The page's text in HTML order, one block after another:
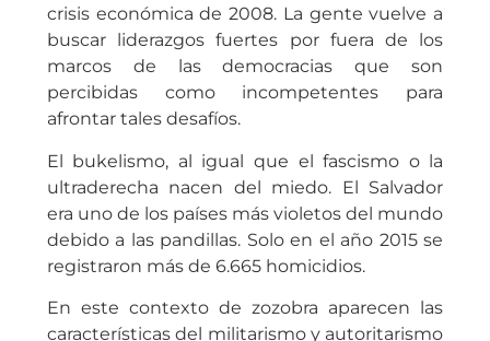
crisis económica de 2008. La gente vuelve a
buscar liderazgos fuertes por fuera de los
marcos de las democracias que son
percibidas como incompetentes para
afrontar tales desafíos.
El bukelismo, al igual que el fascismo o la
ultraderecha nacen del miedo. El Salvador
era uno de los países más violetos del mundo
debido a las pandillas. Solo en el año 2015 se
registraron más de 6.665 homicidios.
En este contexto de zozobra aparecen las
características del militarismo y autoritarismo